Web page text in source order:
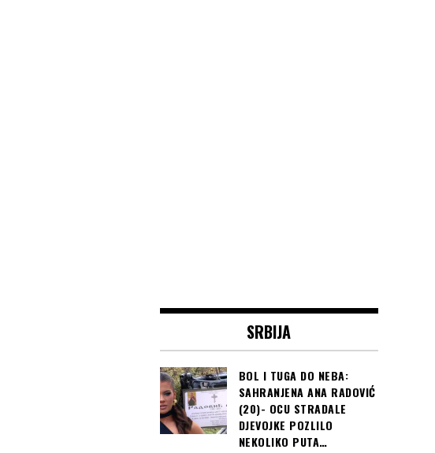
SRBIJA
BOL I TUGA DO NEBA:
SAHRANJENA ANA RADOVIĆ
(20)- OCU STRADALE
DJEVOJKE POZLILO
NEKOLIKO PUTA…